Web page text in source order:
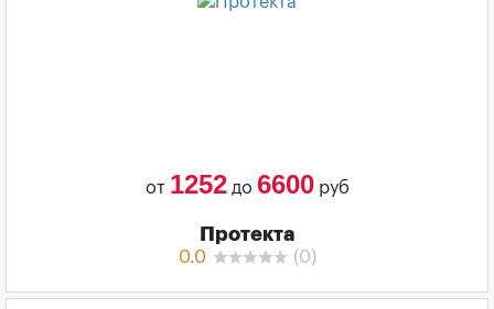
от 1252до 6600руб
Протекта
0.0 (0)